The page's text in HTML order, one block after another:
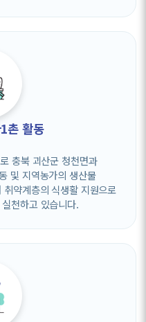
촌 활동
충북 괴산군 청천면과
및 지역농가의 생산물
약계층의 식생활 지원으로
천하고 있습니다.